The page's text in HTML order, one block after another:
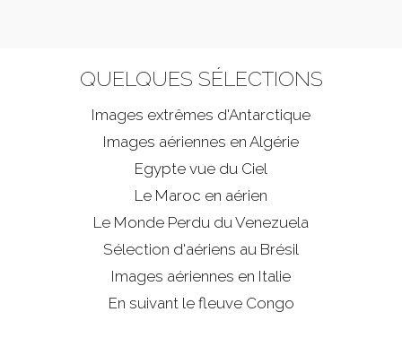
QUELQUES SÉLECTIONS
Images extrêmes d'Antarctique
Images aériennes en Algérie
Egypte vue du Ciel
Le Maroc en aérien
Le Monde Perdu du Venezuela
Sélection d'aériens au Brésil
Images aériennes en Italie
En suivant le fleuve Congo